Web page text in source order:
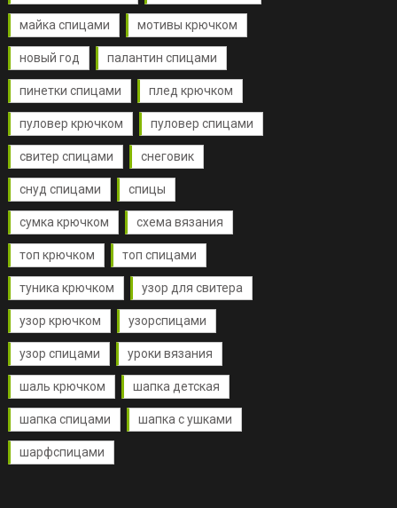
майка спицами мотивы крючком
новый год палантин спицами
пинетки спицами плед крючком
пуловер крючком пуловер спицами
свитер спицами снеговик
снуд спицами спицы
сумка крючком схема вязания
топ крючком топ спицами
туника крючком узор для свитера
узор крючком узорспицами
узор спицами уроки вязания
шаль крючком шапка детская
шапка спицами шапка с ушками
шарфспицами